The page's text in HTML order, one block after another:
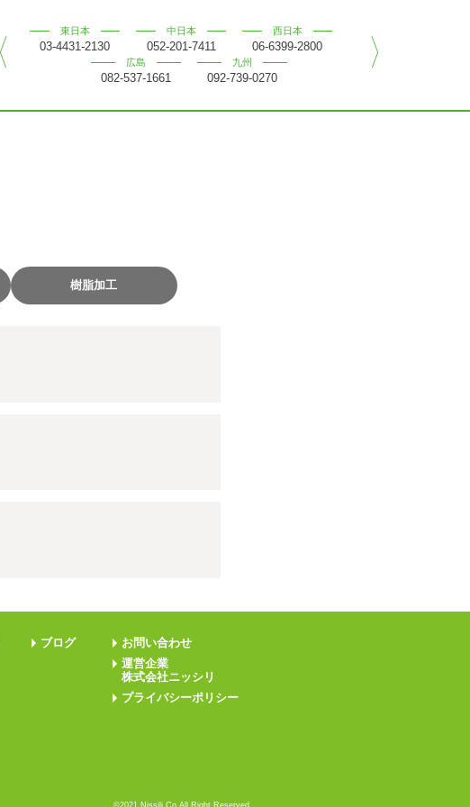
東日本
03-4431-2130
中日本
052-201-7411
西日本
06-6399-2800
広島
082-537-1661
九州
092-739-0270
樹脂加工
ブログ
お問い合わせ
運営企業
株式会社ニッシリ
プライバシーポリシー
©️2021 Nissili Co.All Right Reserved.